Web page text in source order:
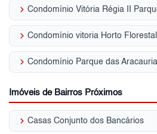
keyboard_arrow_right Condomínio Vitória Régia II
keyboard_arrow_right Condomínio vitoria Horto Florestal
keyboard_arrow_right Condomínio Parque das
Imóveis de Bairros Próximos
keyboard_arrow_right Casas Conjunto dos Bancários